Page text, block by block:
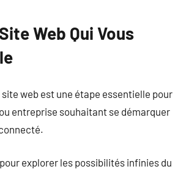
Web Qui Vous
site web est une étape essentielle pour
entreprise souhaitant se démarquer
explorer les possibilités infinies du